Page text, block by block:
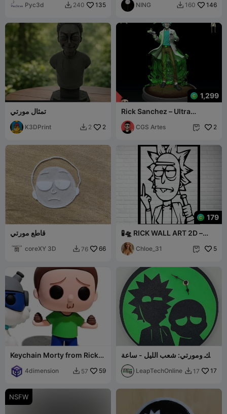
Pyc3d  240 135 NING  160 146
تمثال مورتي
K3DPrint  2 2
1,299
Rick Sanchez – Ultra
Realistic Collectible Statue
CGS Artes  2
قاطع مورتي
coreXY 3D  76 66
179
🧪🛸 RICK WALL ART 2D –
RICK AND MORTY
Chloe_31  5
Keychain Morty from Rick
4dimension  57 59
ريك ومورتي: شعب الليل - ساعة
حائط
LeapTechOnline  17 17
NSFW